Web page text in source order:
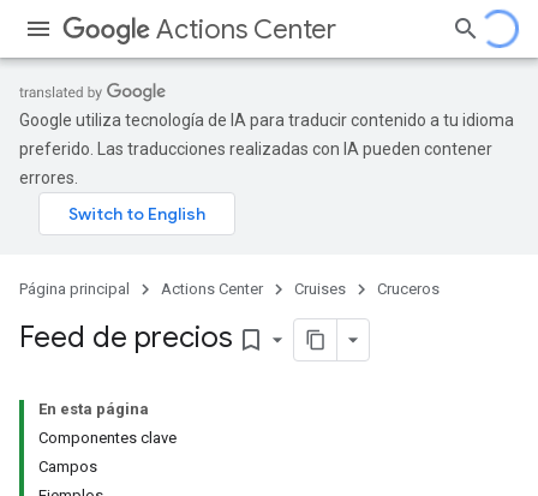
Actions Center
Google utiliza tecnología de IA para traducir contenido a tu idioma
preferido. Las traducciones realizadas con IA pueden contener
errores.
Página principal Actions Center Cruises Cruceros
Feed de precios bookmark_border
En esta página
Componentes clave
Campos